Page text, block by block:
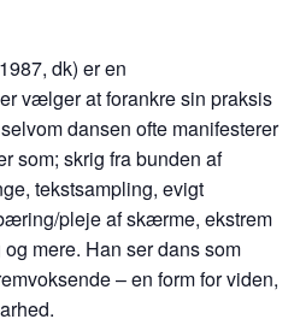
dk) er en
vælger at forankre sin praksis
dansen ofte manifesterer
som; skrig fra bunden af
tekstsampling, evigt
pleje af skærme, ekstrem
mere. Han ser dans som
– en form for viden,